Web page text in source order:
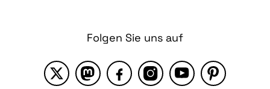
Folgen Sie uns auf